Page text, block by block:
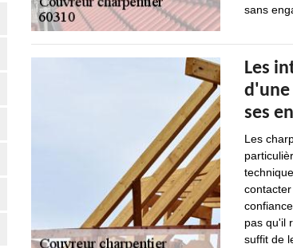
sans
Les
d'une
ses
Les
pas qu'il
suffit de